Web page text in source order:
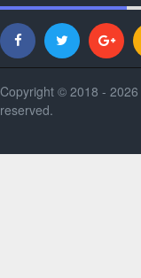
Copyright © 2018 - 2026
reserved.